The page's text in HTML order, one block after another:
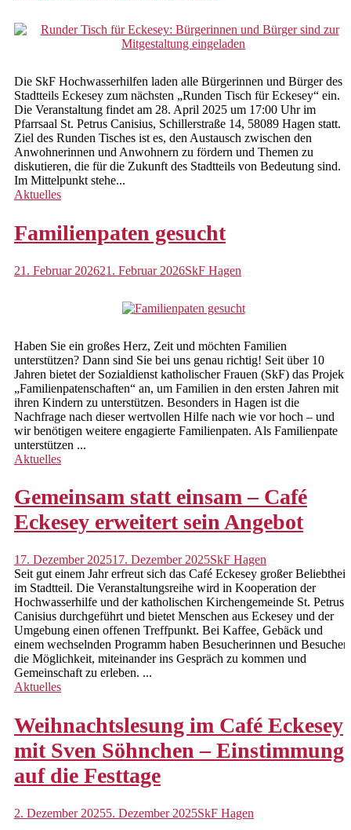
NeuHaus
Psychotherapie
Freizeitpädagogik
Zusatzangebot Clearing
Stellenangebote
Aktuelle Termine
Wir über uns
Gremien
Jahresrückblick
Verbandliche Caritas
So können Sie helfen
Ehrenamt
Mitgliedschaft
Kontakt
Anfahrt
Impressum
Die SkF Hochwasserhilfen laden alle Bürgerinnen und Bürger des
Stadtteils Eckesey zum nächsten „Runden Tisch für Eckesey“ ein.
Die Veranstaltung findet am 28. April 2025 um 17:00 Uhr im
Pfarrsaal St. Petrus Canisius, Schillerstraße 14, 58089 Hagen statt.
Ziel des Runden Tisches ist es, den Austausch zwischen den
Anwohnerinnen und Anwohnern zu fördern und Themen zu
diskutieren, die für die Zukunft des Stadtteils von Bedeutung sind.
Im Mittelpunkt stehe...
Aktuelles
Familienpaten gesucht
21. Februar 202621. Februar 2026SkF Hagen
Haben Sie ein großes Herz, Zeit und möchten Familien
unterstützen? Dann sind Sie bei uns genau richtig! Seit über 10
Jahren bietet der Sozialdienst katholischer Frauen (SkF) das Projekt
„Familienpatenschaften“ an, um Familien in den ersten Jahren mit
ihren Kindern zu unterstützen. Besonders in Hagen ist die
Nachfrage nach dieser wertvollen Hilfe nach wie vor hoch – und
wir benötigen weitere engagierte Familienpaten. Als Familienpate
unterstützen ...
Aktuelles
Gemeinsam statt einsam – Café
Eckesey erweitert sein Angebot
17. Dezember 202517. Dezember 2025SkF Hagen
Seit gut einem Jahr erfreut sich das Café Eckesey großer Beliebtheit
im Stadtteil. Die Veranstaltungsreihe wird in Kooperation der
Hochwasserhilfe und der katholischen Kirchengemeinde St. Petrus
Canisius durchgeführt und bietet Menschen aus Eckesey und der
Umgebung einen offenen Treffpunkt. Bei Kaffee, Gebäck und
einem wechselnden Programm haben Besucherinnen und Besucher
die Möglichkeit, miteinander ins Gespräch zu kommen und
Gemeinschaft zu erleben. ...
Aktuelles
Weihnachtslesung im Café Eckesey
mit Sven Söhnchen – Einstimmung
auf die Festtage
2. Dezember 20255. Dezember 2025SkF Hagen